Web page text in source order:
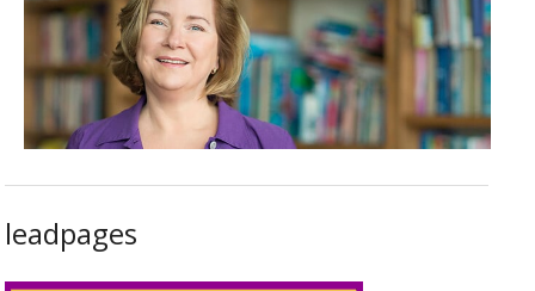
leadpages